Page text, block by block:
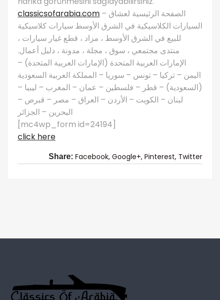
classicsofarabia.com – الصفحة الرئيسية لعشاق
السيارات الكلاسيكية في الشرق الأوسط سيارات كلاسيكية
للبيع في الشرق الأوسط ، مزاد ، قطع غيار سيارات ،
منتدى مجتمعي ، سوق ، مجلة ، مدونة ، دليل أعمال.
الإمارات العربية المتحدة (الإمارات العربية المتحدة) –
اليمن – تركيا – تونس – سوريا – المملكة العربية السعودية
(السعودية) – قطر – فلسطين – عمان – المغرب – ليبيا –
لبنان – الكويت – الأردن – العراق – مصر – قبرص –
البحرين – الجزائر
[mc4wp_form id=24194]
click here
Share: Facebook, Google+, Pinterest, Twitter